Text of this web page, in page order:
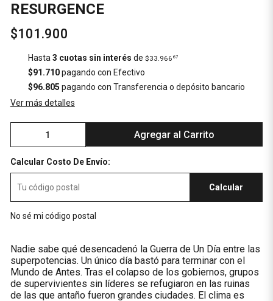
RESURGENCE
$101.900
Hasta 3 cuotas sin interés de $33.966 67
$91.710pagando con Efectivo
$96.805 pagando con Transferencia o depósito bancario
Ver más detalles
Agregar al Carrito
Calcular Costo De Envío:
Calcular
No sé mi código postal
Nadie sabe qué desencadenó la Guerra de Un Día entre las
superpotencias. Un único día bastó para terminar con el
Mundo de Antes. Tras el colapso de los gobiernos, grupos
de supervivientes sin líderes se refugiaron en las ruinas
de las que antaño fueron grandes ciudades. El clima es